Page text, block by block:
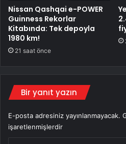
Nissan Qashqai e-POWER
Guinness Rekorlar
Kitabında: Tek depoyla
1980 km!
21 saat önce
Bir yanıt yazın
E-posta adresiniz yayınlanmayacak.
işaretlenmişlerdir